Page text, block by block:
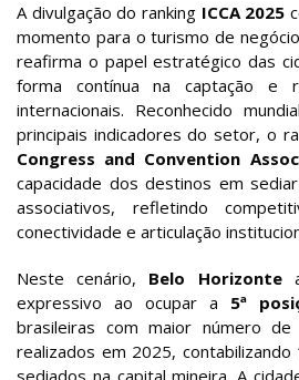
A divulgação do ranking ICCA 2025
momento para o turismo de
reafirma o papel estratégico das
forma contínua na captação e
internacionais. Reconhecido
principais indicadores do setor, o
Congress and Convention
capacidade dos destinos em
associativos, refletindo
conectividade e articulação
Neste cenário, Belo Horizonte
expressivo ao ocupar a 5ª
brasileiras com maior número de
realizados em 2025,